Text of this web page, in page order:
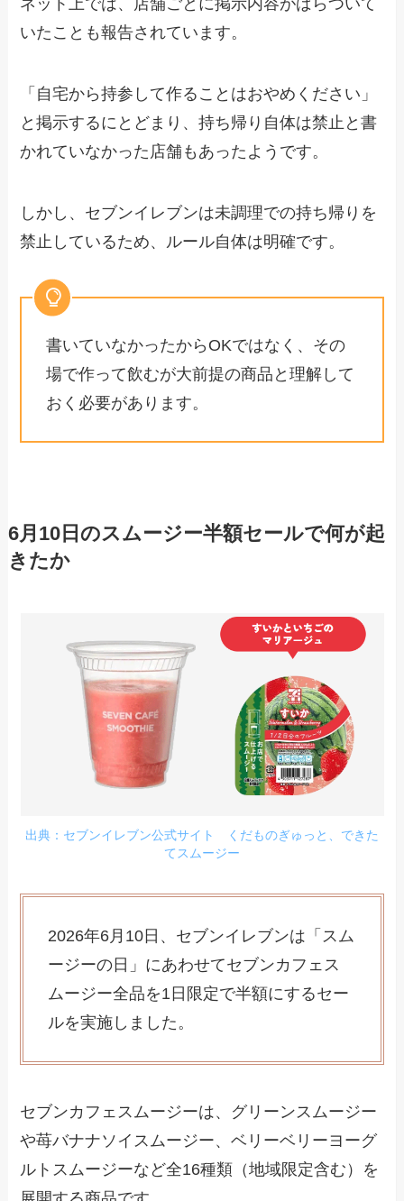
ネット上では、店舗ごとに掲示内容がばらついて
いたことも報告されています。
「自宅から持参して作ることはおやめください」
と掲示するにとどまり、持ち帰り自体は禁止と書
かれていなかった店舗もあったようです。
しかし、セブンイレブンは未調理での持ち帰りを
禁止しているため、ルール自体は明確です。
書いていなかったからOKではなく、その
場で作って飲むが大前提の商品と理解して
おく必要があります。
6月10日のスムージー半額セールで何が起
きたか
出典：セブンイレブン公式サイト くだものぎゅっと、できた
てスムージー
2026年6月10日、セブンイレブンは「スム
ージーの日」にあわせてセブンカフェス
ムージー全品を1日限定で半額にするセー
ルを実施しました。
セブンカフェスムージーは、グリーンスムージー
や苺バナナソイスムージー、ベリーベリーヨーグ
ルトスムージーなど全16種類（地域限定含む）を